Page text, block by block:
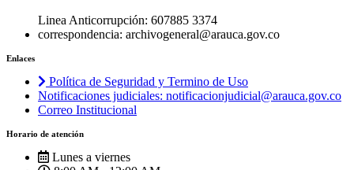
Linea Anticorrupción: 607885 3374
correspondencia: archivogeneral@arauca.gov.co
Enlaces
Política de Seguridad y Termino de Uso
Notificaciones judiciales: notificacionjudicial@arauca.gov.co
Correo Institucional
Horario de atención
Lunes a viernes